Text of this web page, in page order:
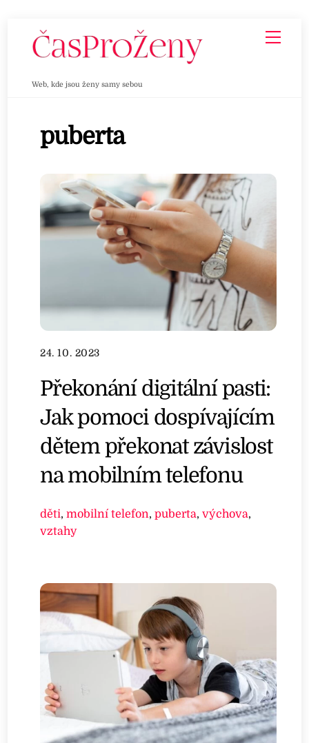
Web, kde jsou ženy samy sebou
puberta
24. 10. 2023
Překonání digitální pasti:
Jak pomoci dospívajícím
dětem překonat závislost
na mobilním telefonu
děti,mobilní telefon,puberta,výchova,
vztahy